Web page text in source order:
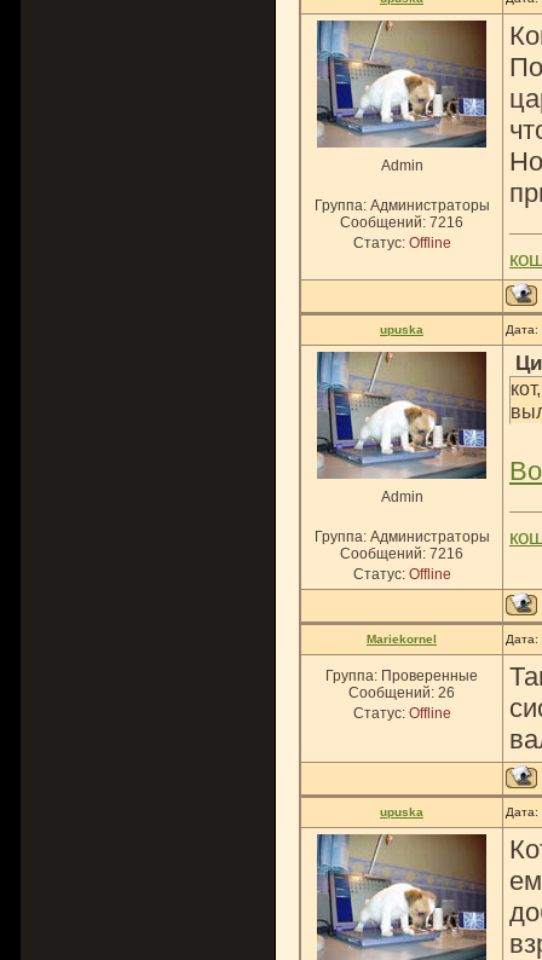
Admin
Группа: Администраторы
Сообщений: 7216
Статус: Offline
upuska
Admin
Группа: Администраторы
Сообщений: 7216
Статус: Offline
Mariekornel
Группа: Проверенные
Сообщений: 26
Статус: Offline
upuska